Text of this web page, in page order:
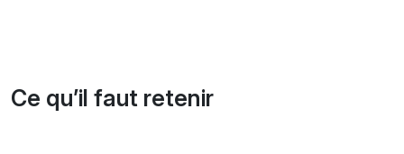
Ce qu’il faut retenir